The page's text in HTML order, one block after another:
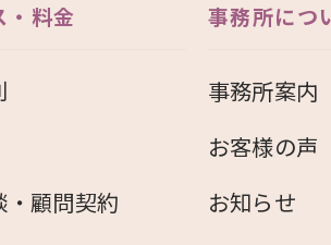
・料金
・顧問契約
事務所につ
事務所案内
お客様の声
お知らせ